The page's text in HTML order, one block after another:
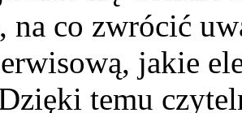
na co zwrócić
jakie
temu